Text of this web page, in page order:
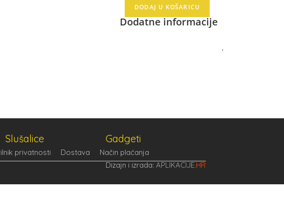
DODAJ U KOŠARICU
Dodatne informacije
,
Slušalice Gadgeti
privatnosti Dostava
Način plaćanja
Dizajn i izrada: APLIKACIJE.HR